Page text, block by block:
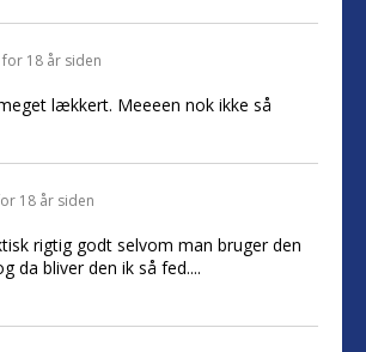
for 18 år siden
lækkert. Meeeen nok ikke så
18 år siden
rigtig godt selvom man bruger den
da bliver den ik så fed....